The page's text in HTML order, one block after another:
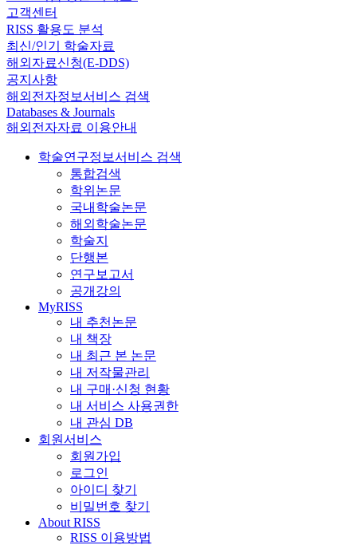
고객센터
RISS 활용도 분석
최신/인기 학술자료
해외자료신청(E-DDS)
공지사항
해외전자정보서비스 검색
Databases & Journals
해외전자자료 이용안내
학술연구정보서비스 검색
통합검색
학위논문
국내학술논문
해외학술논문
학술지
단행본
연구보고서
공개강의
MyRISS
내 추천논문
내 책장
내 최근 본 논문
내 저작물관리
내 구매·신청 현황
내 서비스 사용권한
내 관심 DB
회원서비스
회원가입
로그인
아이디 찾기
비밀번호 찾기
About RISS
RISS 이용방법